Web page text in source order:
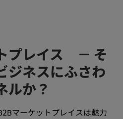
プレイス － そ
ジネスにふさわ
ルか？
マーケットプレイスは魅力